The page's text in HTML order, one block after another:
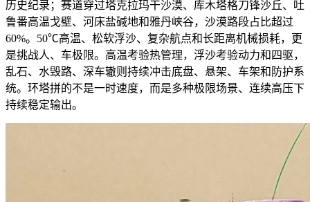
历史纪录；赛道穿过塔克拉玛干沙漠、库木塔格刀锋沙丘、吐
鲁番高温戈壁、河床盐碱地和雅丹峡谷，沙漠路段占比超过
60%。50℃高温、松软浮沙、复杂航点和长距离机械损耗，更
是挑战人、车极限。高温考验热管理，浮沙考验动力和四驱，
乱石、水毁路、深车辙则持续冲击底盘、悬架、车架和防护系
统。环塔拼的不是一时速度，而是多种极限场景、连续高压下
持续稳定输出。